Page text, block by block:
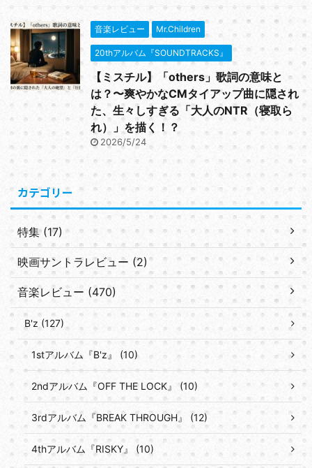
音楽レビュー Mr.Children
20thアルバム『SOUNDTRACKS』
【ミスチル】「others」歌詞の意味と
は？〜爽やかなCMタイアップ曲に隠され
た、生々しすぎる「大人のNTR（寝取ら
れ）」を描く！？
2026/5/24
カテゴリー
特集 (17)
映画サントラレビュー (2)
音楽レビュー (470)
B'z (127)
1stアルバム『B'z』 (10)
2ndアルバム『OFF THE LOCK』 (10)
3rdアルバム『BREAK THROUGH』 (12)
4thアルバム『RISKY』 (10)